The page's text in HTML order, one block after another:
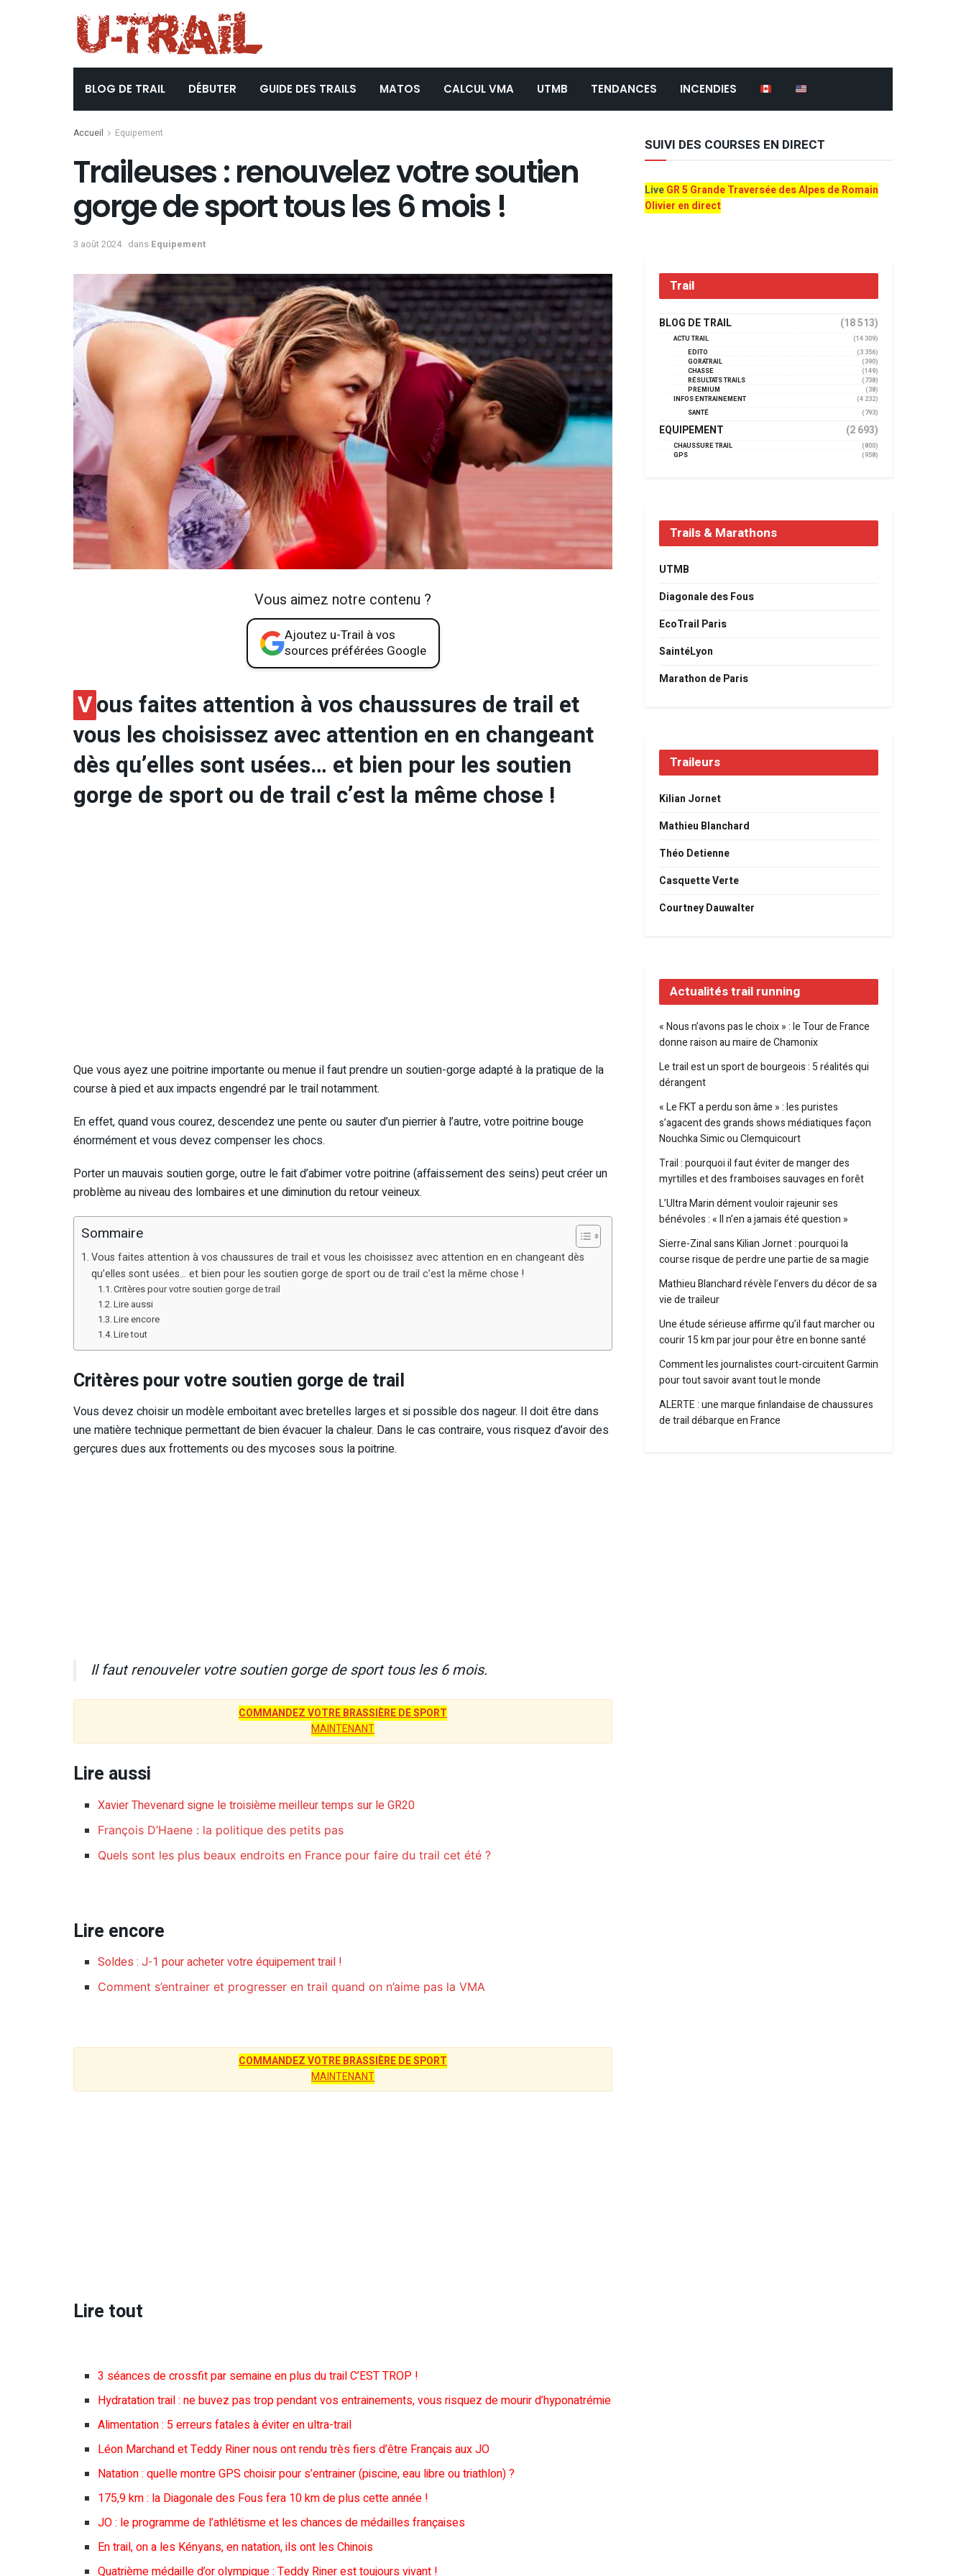
BLOG DE TRAIL DÉBUTER GUIDE DES TRAILS MATOS CALCUL VMA UTMB TENDANCES INCENDIES
Accueil Equipement
Traileuses : renouvelez votre soutien
gorge de sport tous les 6 mois !
3 août 2024 dans Equipement
Vous aimez notre contenu ?
Ajoutez u-Trail à vos
sources préférées Google
Vous faites attention à vos chaussures de trail et
vous les choisissez avec attention en en changeant
dès qu’elles sont usées… et bien pour les soutien
gorge de sport ou de trail c’est la même chose !
Que vous ayez une poitrine importante ou menue il faut prendre un soutien-gorge adapté à la pratique de la
course à pied et aux impacts engendré par le trail notamment.
En effet, quand vous courez, descendez une pente ou sauter d’un pierrier à l’autre, votre poitrine bouge
énormément et vous devez compenser les chocs.
Porter un mauvais soutien gorge, outre le fait d’abimer votre poitrine (affaissement des seins) peut créer un
problème au niveau des lombaires et une diminution du retour veineux.
Sommaire
Vous faites attention à vos chaussures de trail et vous les choisissez avec attention en en changeant dès
qu’elles sont usées… et bien pour les soutien gorge de sport ou de trail c’est la même chose !
Critères pour votre soutien gorge de trail
Lire aussi
Lire encore
Lire tout
Critères pour votre soutien gorge de trail
Vous devez choisir un modèle emboitant avec bretelles larges et si possible dos nageur. Il doit être dans
une matière technique permettant de bien évacuer la chaleur. Dans le cas contraire, vous risquez d’avoir des
gerçures dues aux frottements ou des mycoses sous la poitrine.
Il faut renouveler votre soutien gorge de sport tous les 6 mois.
COMMANDEZ VOTRE BRASSIÈRE DE SPORT
MAINTENANT
Lire aussi
Xavier Thevenard signe le troisième meilleur temps sur le GR20
François D’Haene : la politique des petits pas
Quels sont les plus beaux endroits en France pour faire du trail cet été ?
Lire encore
Soldes : J-1 pour acheter votre équipement trail !
Comment s’entrainer et progresser en trail quand on n’aime pas la VMA
COMMANDEZ VOTRE BRASSIÈRE DE SPORT
MAINTENANT
Lire tout
3 séances de crossfit par semaine en plus du trail C’EST TROP !
Hydratation trail : ne buvez pas trop pendant vos entrainements, vous risquez de mourir d’hyponatrémie
Alimentation : 5 erreurs fatales à éviter en ultra-trail
Léon Marchand et Teddy Riner nous ont rendu très fiers d’être Français aux JO
Natation : quelle montre GPS choisir pour s’entrainer (piscine, eau libre ou triathlon) ?
175,9 km : la Diagonale des Fous fera 10 km de plus cette année !
JO : le programme de l’athlétisme et les chances de médailles françaises
En trail, on a les Kényans, en natation, ils ont les Chinois
Quatrième médaille d’or olympique : Teddy Riner est toujours vivant !
SUIVI DES COURSES EN DIRECT
LiveGR 5 Grande Traversée des Alpes de Romain
Olivier en direct
Trail
BLOG DE TRAIL (18 513)
ACTU TRAIL
(14 309)
EDITO
(3 356)
GORATRAIL
(390)
CHASSE
(149)
RÉSULTATS TRAILS
(738)
PREMIUM
(38)
INFOS ENTRAINEMENT
(4 232)
SANTÉ
(793)
EQUIPEMENT (2 693)
CHAUSSURE TRAIL
(800)
GPS
(958)
Trails & Marathons
UTMB
Diagonale des Fous
EcoTrail Paris
SaintéLyon
Marathon de Paris
Traileurs
Kilian Jornet
Mathieu Blanchard
Théo Detienne
Casquette Verte
Courtney Dauwalter
Actualités trail running
« Nous n’avons pas le choix » : le Tour de France
donne raison au maire de Chamonix
Le trail est un sport de bourgeois : 5 réalités qui
dérangent
« Le FKT a perdu son âme » : les puristes
s’agacent des grands shows médiatiques façon
Nouchka Simic ou Clemquicourt
Trail : pourquoi il faut éviter de manger des
myrtilles et des framboises sauvages en forêt
L’Ultra Marin dément vouloir rajeunir ses
bénévoles : « Il n’en a jamais été question »
Sierre-Zinal sans Kilian Jornet : pourquoi la
course risque de perdre une partie de sa magie
Mathieu Blanchard révèle l’envers du décor de sa
vie de traileur
Une étude sérieuse affirme qu’il faut marcher ou
courir 15 km par jour pour être en bonne santé
Comment les journalistes court-circuitent Garmin
pour tout savoir avant tout le monde
ALERTE : une marque finlandaise de chaussures
de trail débarque en France